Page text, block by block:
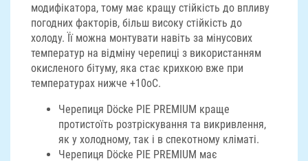
модифікатора, тому має кращу стійкість до впливу
погодних факторів, більш високу стійкість до
холоду. Її можна монтувати навіть за мінусових
температур на відміну черепиці з використанням
окисленого бітуму, яка стає крихкою вже при
температурах нижче +10оС.
Черепиця Döcke PIE PREMIUM краще
протистоїть розтріскування та викривлення,
як у холодному, так і в спекотному кліматі.
Черепиця Döcke PIE PREMIUM має